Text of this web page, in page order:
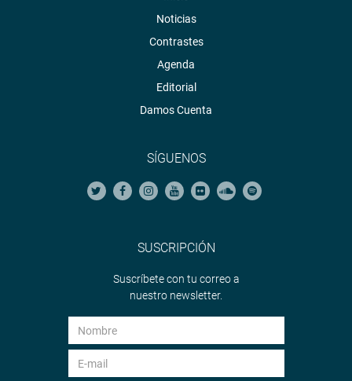
Noticias
Contrastes
Agenda
Editorial
Damos Cuenta
SÍGUENOS
SUSCRIPCIÓN
Suscríbete con tu correo a
nuestro newsletter.